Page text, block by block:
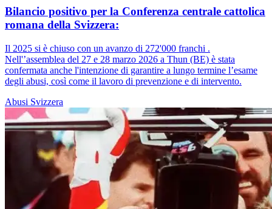
Bilancio positivo per la Conferenza centrale cattolica
romana della Svizzera:
Il 2025 si è chiuso con un avanzo di 272'000 franchi .
Nell'’assemblea del 27 e 28 marzo 2026 a Thun (BE) è stata
confermata anche l'intenzione di garantire a lungo termine l’esame
degli abusi, così come il lavoro di prevenzione e di intervento.
Abusi Svizzera